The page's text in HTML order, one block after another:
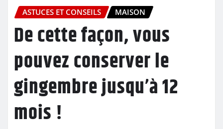
ASTUCES ET CONSEILS MAISON
De cette façon, vous
pouvez conserver le
gingembre jusqu’à 12
mois !